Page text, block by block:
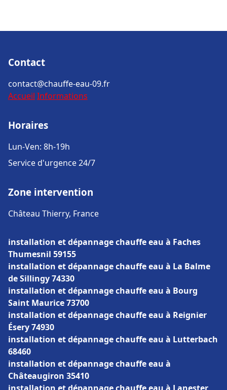
Contact
contact@chauffe-eau-09.fr
Accueil Informations
Horaires
Lun-Ven: 8h-19h
Service d'urgence 24/7
Zone intervention
Château Thierry, France
installation et dépannage chauffe eau à Faches
Thumesnil 59155
installation et dépannage chauffe eau à La Balme
de Sillingy 74330
installation et dépannage chauffe eau à Bourg
Saint Maurice 73700
installation et dépannage chauffe eau à Reignier
Ésery 74930
installation et dépannage chauffe eau à Lutterbach
68460
installation et dépannage chauffe eau à
Châteaugiron 35410